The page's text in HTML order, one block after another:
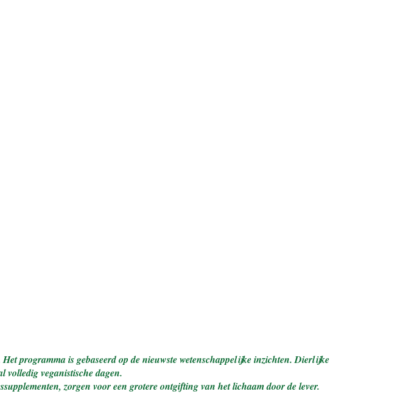
programma is gebaseerd op de nieuwste wetenschappelijke inzichten. Dierlijke
volledig veganistische dagen.
zorgen voor een grotere ontgifting van het lichaam door de lever.